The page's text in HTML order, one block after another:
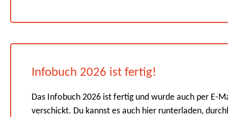
Infobuch 2026 ist fertig!
Das Infobuch 2026 ist fertig und wurde auch per E-
verschickt. Du kannst es auch hier runterladen,